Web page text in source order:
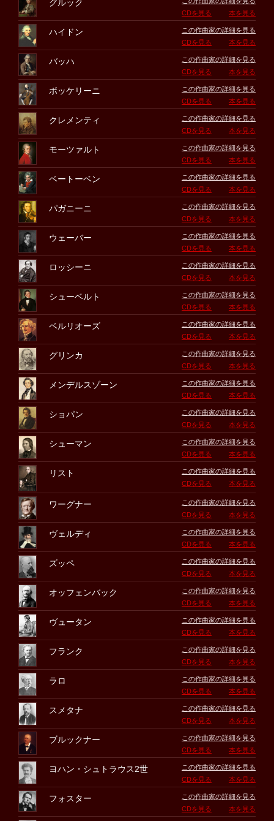
グルック
CDを見る
本を見る
ハイドン
この作曲家の詳細を見る
CDを見る
本を見る
バッハ
この作曲家の詳細を見る
CDを見る
本を見る
ボッケリーニ
この作曲家の詳細を見る
CDを見る
本を見る
クレメンティ
この作曲家の詳細を見る
CDを見る
本を見る
モーツァルト
この作曲家の詳細を見る
CDを見る
本を見る
ベートーベン
この作曲家の詳細を見る
CDを見る
本を見る
パガニーニ
この作曲家の詳細を見る
CDを見る
本を見る
ウェーバー
この作曲家の詳細を見る
CDを見る
本を見る
ロッシーニ
この作曲家の詳細を見る
CDを見る
本を見る
シューベルト
この作曲家の詳細を見る
CDを見る
本を見る
ベルリオーズ
この作曲家の詳細を見る
CDを見る
本を見る
グリンカ
この作曲家の詳細を見る
CDを見る
本を見る
メンデルスゾーン
この作曲家の詳細を見る
CDを見る
本を見る
ショパン
この作曲家の詳細を見る
CDを見る
本を見る
シューマン
この作曲家の詳細を見る
CDを見る
本を見る
リスト
この作曲家の詳細を見る
CDを見る
本を見る
ワーグナー
この作曲家の詳細を見る
CDを見る
本を見る
ヴェルディ
この作曲家の詳細を見る
CDを見る
本を見る
ズッペ
この作曲家の詳細を見る
CDを見る
本を見る
オッフェンバック
この作曲家の詳細を見る
CDを見る
本を見る
ヴュータン
この作曲家の詳細を見る
CDを見る
本を見る
フランク
この作曲家の詳細を見る
CDを見る
本を見る
ラロ
この作曲家の詳細を見る
CDを見る
本を見る
スメタナ
この作曲家の詳細を見る
CDを見る
本を見る
ブルックナー
この作曲家の詳細を見る
CDを見る
本を見る
ヨハン・シュトラウス2世
この作曲家の詳細を見る
CDを見る
本を見る
フォスター
この作曲家の詳細を見る
CDを見る
本を見る